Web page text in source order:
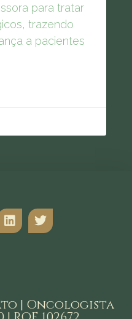
para tratar
trazendo
a pacientes
| Oncologista